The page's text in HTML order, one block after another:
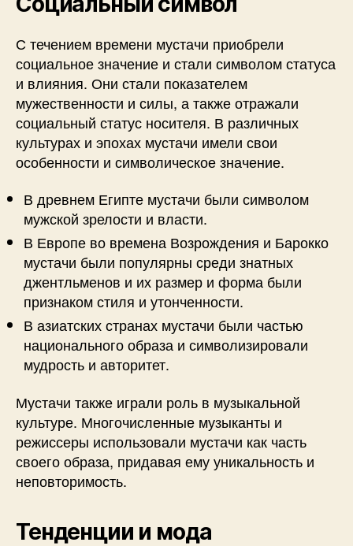
С течением времени мустачи приобрели
социальное значение и стали символом статуса
и влияния. Они стали показателем
мужественности и силы, а также отражали
социальный статус носителя. В различных
культурах и эпохах мустачи имели свои
особенности и символическое значение.
В древнем Египте мустачи были символом
мужской зрелости и власти.
В Европе во времена Возрождения и Барокко
мустачи были популярны среди знатных
джентльменов и их размер и форма были
признаком стиля и утонченности.
В азиатских странах мустачи были частью
национального образа и символизировали
мудрость и авторитет.
Мустачи также играли роль в музыкальной
культуре. Многочисленные музыканты и
режиссеры использовали мустачи как часть
своего образа, придавая ему уникальность и
неповторимость.
Тенденции и мода